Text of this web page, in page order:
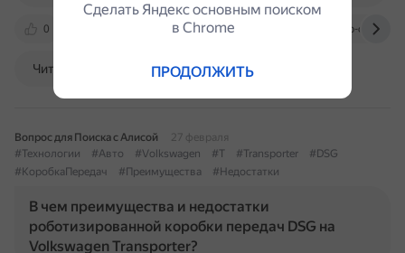
0 www.vag-vsm.ru vag-spb.ru superb-club.com
Читать далее
Вопрос для Поиска с Алисой
27 февраля
#Технологии
#Авто #Volkswagen #T #Transporter
#DSG
#КоробкаПередач
#Преимущества #Недостатки
В чем преимущества и недостатки
роботизированной коробки передач DSG на
Volkswagen Transporter?
Сделать Яндекс основным поиском
в Сhrome
ПРОДОЛЖИТЬ